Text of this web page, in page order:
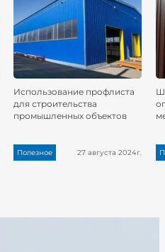
Использование профлиста
для строительства
промышленных объектов
Полезное 27 августа 2024г.